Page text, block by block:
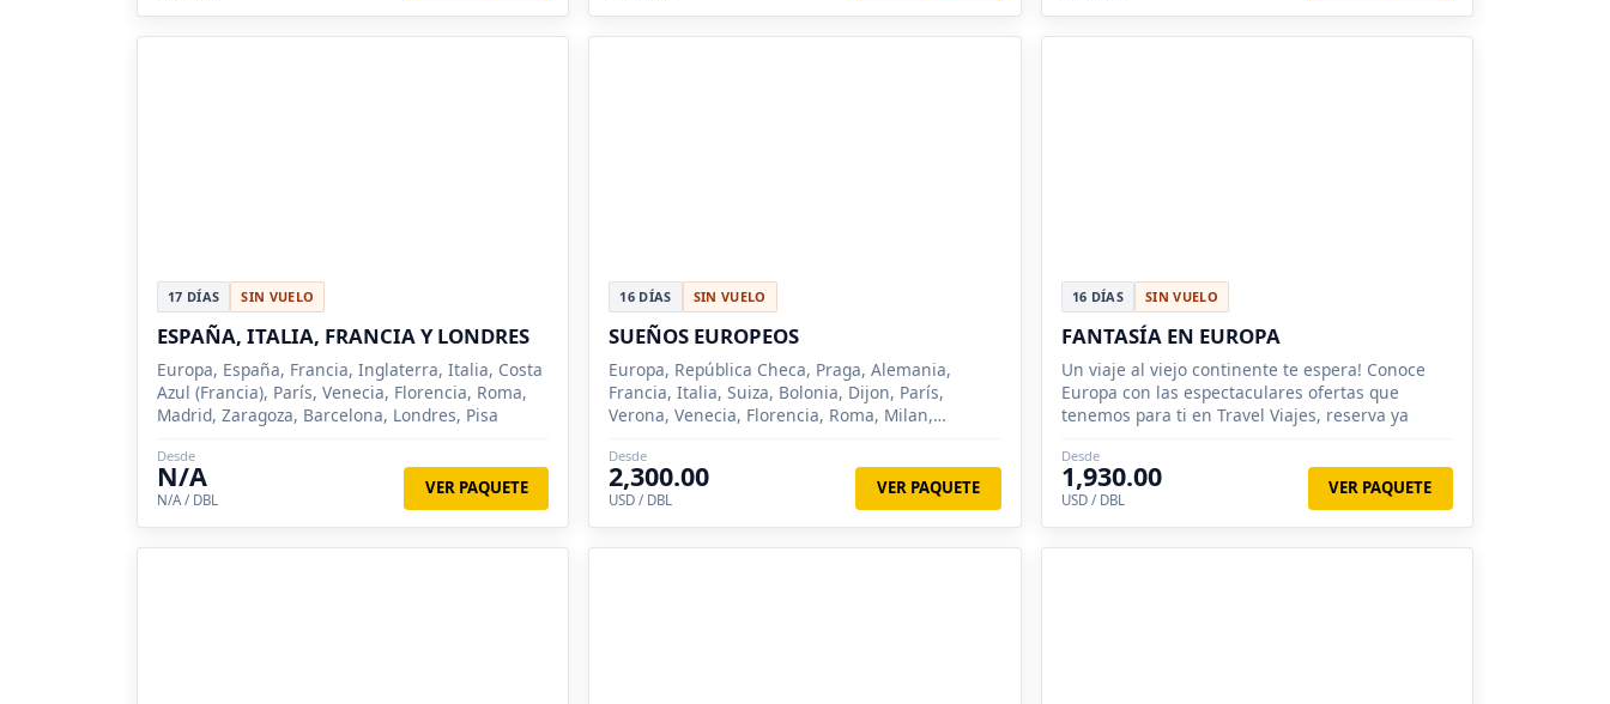
17 DÍAS SIN VUELO
ESPAÑA, ITALIA, FRANCIA Y LONDRES
Europa, España, Francia, Inglaterra, Italia, Costa
Azul (Francia), París, Venecia, Florencia, Roma,
Madrid, Zaragoza, Barcelona, Londres, Pisa
Desde
N/A
N/A / DBL
VER PAQUETE
16 DÍAS SIN VUELO
SUEÑOS EUROPEOS
Europa, República Checa, Praga, Alemania,
Francia, Italia, Suiza, Bolonia, Dijon, París,
Verona, Venecia, Florencia, Roma, Milan,
Zurich, Nuremberg, Siena
Desde
2,300.00
USD / DBL
VER PAQUETE
16 DÍAS SIN VUELO
FANTASÍA EN EUROPA
Un viaje al viejo continente te espera! Conoce
Europa con las espectaculares ofertas que
tenemos para ti en Travel Viajes, reserva ya
Desde
1,930.00
USD / DBL
VER PAQUETE